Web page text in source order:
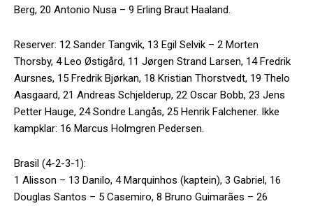
Berg, 20 Antonio Nusa – 9 Erling Braut Haaland.
Reserver: 12 Sander Tangvik, 13 Egil Selvik – 2 Morten
Thorsby, 4 Leo Østigård, 11 Jørgen Strand Larsen, 14 Fredrik
Aursnes, 15 Fredrik Bjørkan, 18 Kristian Thorstvedt, 19 Thelo
Aasgaard, 21 Andreas Schjelderup, 22 Oscar Bobb, 23 Jens
Petter Hauge, 24 Sondre Langås, 25 Henrik Falchener. Ikke
kampklar: 16 Marcus Holmgren Pedersen.
Brasil (4-2-3-1):
1 Alisson – 13 Danilo, 4 Marquinhos (kaptein), 3 Gabriel, 16
Douglas Santos – 5 Casemiro, 8 Bruno Guimarães – 26